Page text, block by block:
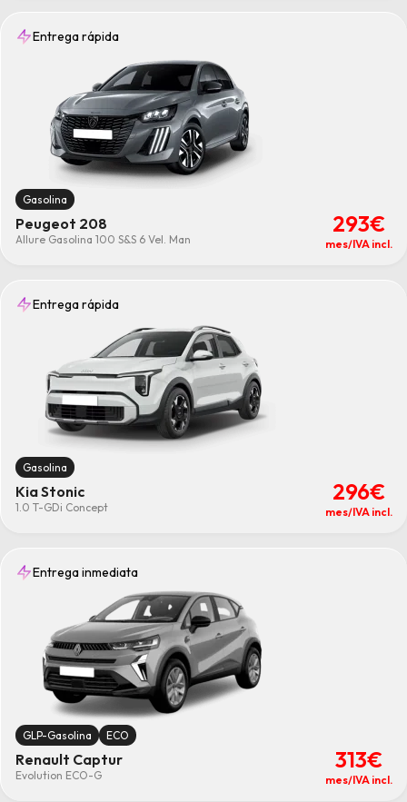
Entrega rápida
Gasolina
Peugeot 208
Allure Gasolina 100 S&S 6 Vel. Man
293€
mes/IVA incl.
Entrega rápida
Gasolina
Kia Stonic
1.0 T-GDi Concept
296€
mes/IVA incl.
Entrega inmediata
GLP-Gasolina ECO
Renault Captur
Evolution ECO-G
313€
mes/IVA incl.